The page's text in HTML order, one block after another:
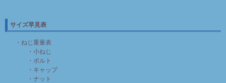
サイズ早見表
・ねじ重量表
・小ねじ
・ボルト
・キャップ
・ナット